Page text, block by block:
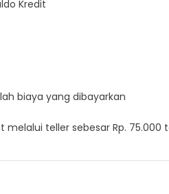
Kredit
biaya yang dibayarkan
teller sebesar Rp. 75.000